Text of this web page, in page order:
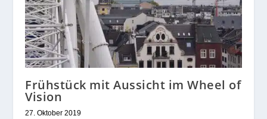
Frühstück mit Aussicht im Wheel of
Vision
27. Oktober 2019